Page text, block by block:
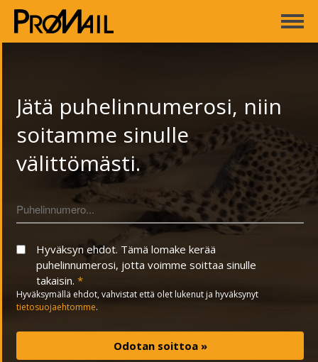
AJANKOHTAISTA
PALVELUT
Tulostuspalvelu
Biopussitus / Muovitus
Käsinpostitus
Konepostitus
Materiaalipalvelut
varastologistiikka
Jätä puhelinnumerosi, niin
soitamme sinulle
välittömästi.
Hyväksyn ehdot. Tämä lomake kerää
puhelinnumerosi, jotta voimme soittaa sinulle
takaisin.*
Hyväksymällä ehdot, vahvistat että olet lukenut ja hyväksynyt
tietosuojaehtomme.